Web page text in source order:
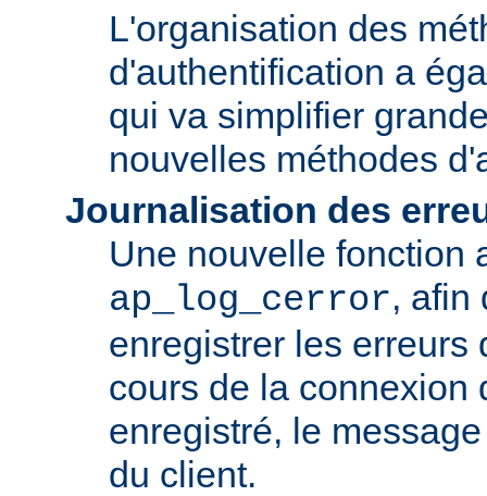
L'organisation des
d'authentification a
qui va simplifier
nouvelles méthodes
Journalisation des
Une nouvelle fonction
ap_log_cerror, afin
enregistrer les erreurs
cours de la connexion
enregistré, le
du client.